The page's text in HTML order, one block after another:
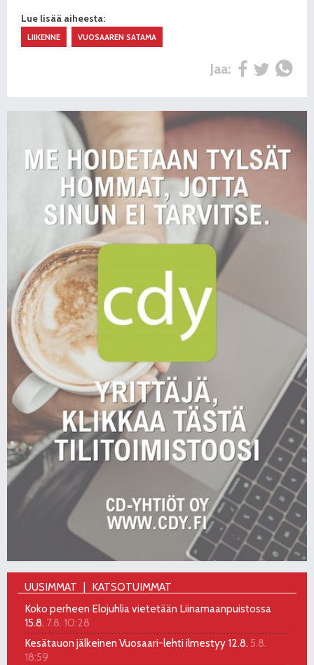
Lue lisää aiheesta:
LIIKENNE VUOSAAREN SATAMA
Jaa:
UUSIMMAT
KATSOTUIMMAT
Koko perheen Elojuhlia vietetään Liinamaanpuistossa
15.8. 7.8. 10:28
Kesätauon jälkeinen Vuosaari-lehti ilmestyy 12.8. 5.8.
18:59